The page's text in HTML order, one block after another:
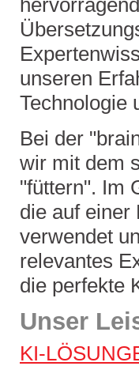
unseren
Technologie
Bei der
wir mit dem
"füttern". Im
die auf einer
verwendet
relevantes
die perfekte
Unser
KI-